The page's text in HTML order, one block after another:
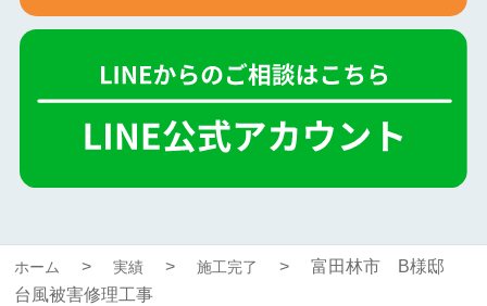
ホーム 実績 施工完了
富田林市 B様邸
台風被害修理工事